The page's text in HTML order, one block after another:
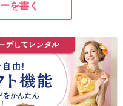
を書く